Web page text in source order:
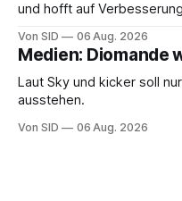
und hofft auf
Von SID 06 Aug. 2026
Medien: Diomande
Laut Sky und kicker soll
ausstehen.
Von SID 06 Aug. 2026